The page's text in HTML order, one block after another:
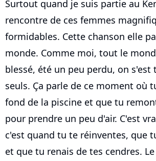
Surtout quand je suis partie au
rencontre de ces femmes
formidables. Cette chanson elle
monde. Comme moi, tout le
blessé, été un peu perdu, on s'est
seuls. Ça parle de ce moment où
fond de la piscine et que tu
pour prendre un peu d'air. C'est
c'est quand tu te réinventes, que
et que tu renais de tes cendres.